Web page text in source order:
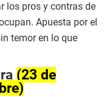
los pros y contras de
Apuesta por el
temor en lo que
(23 de